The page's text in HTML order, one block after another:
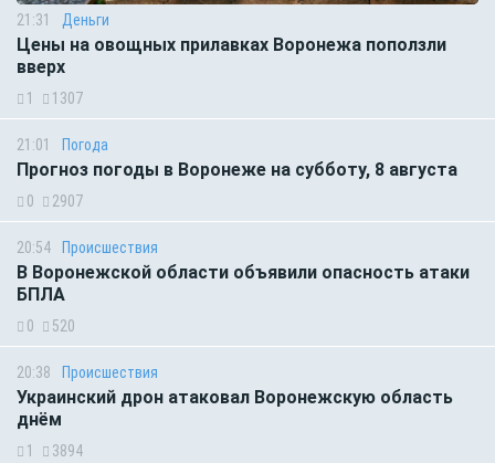
21:31 Деньги
Цены на овощных прилавках Воронежа поползли
вверх
1 1307
21:01 Погода
Прогноз погоды в Воронеже на субботу, 8 августа
0 2907
20:54 Происшествия
В Воронежской области объявили опасность атаки
БПЛА
0 520
20:38 Происшествия
Украинский дрон атаковал Воронежскую область
днём
1 3894